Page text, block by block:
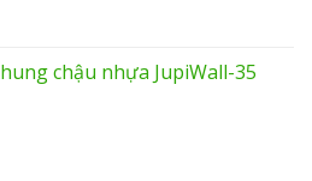
chậu nhựa JupiWall-35